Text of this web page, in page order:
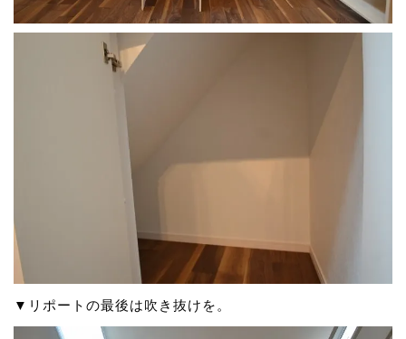
▼リポートの最後は吹き抜けを。